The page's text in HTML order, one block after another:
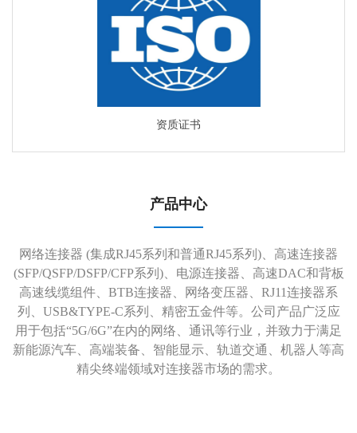
资质证书
产品中心
网络连接器 (集成RJ45系列和普通RJ45系列)、高速连接器
(SFP/QSFP/DSFP/CFP系列)、电源连接器、高速DAC和背板
高速线缆组件、BTB连接器、网络变压器、RJ11连接器系
列、USB&TYPE-C系列、精密五金件等。公司产品广泛应
用于包括“5G/6G”在内的网络、通讯等行业，并致力于满足
新能源汽车、高端装备、智能显示、轨道交通、机器人等高
精尖终端领域对连接器市场的需求。